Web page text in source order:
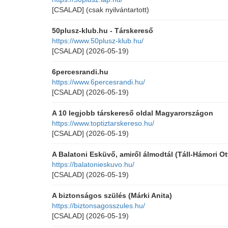
[CSALAD] (csak nyilvántartott)
50plusz-klub.hu - Társkereső
https://www.50plusz-klub.hu/
[CSALAD] (2026-05-19)
6percesrandi.hu
https://www.6percesrandi.hu/
[CSALAD] (2026-05-19)
A 10 legjobb társkereső oldal Magyarországon
https://www.toptiztarskereso.hu/
[CSALAD] (2026-05-19)
A Balatoni Esküvő, amiről álmodtál (Táll-Hámori
https://balatonieskuvo.hu/
[CSALAD] (2026-05-19)
A biztonságos szülés (Márki Anita)
https://biztonsagosszules.hu/
[CSALAD] (2026-05-19)